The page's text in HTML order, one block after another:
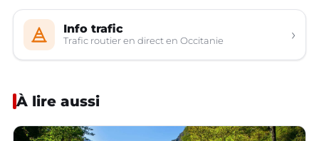
Info trafic
Trafic routier en direct en Occitanie ›
À lire aussi